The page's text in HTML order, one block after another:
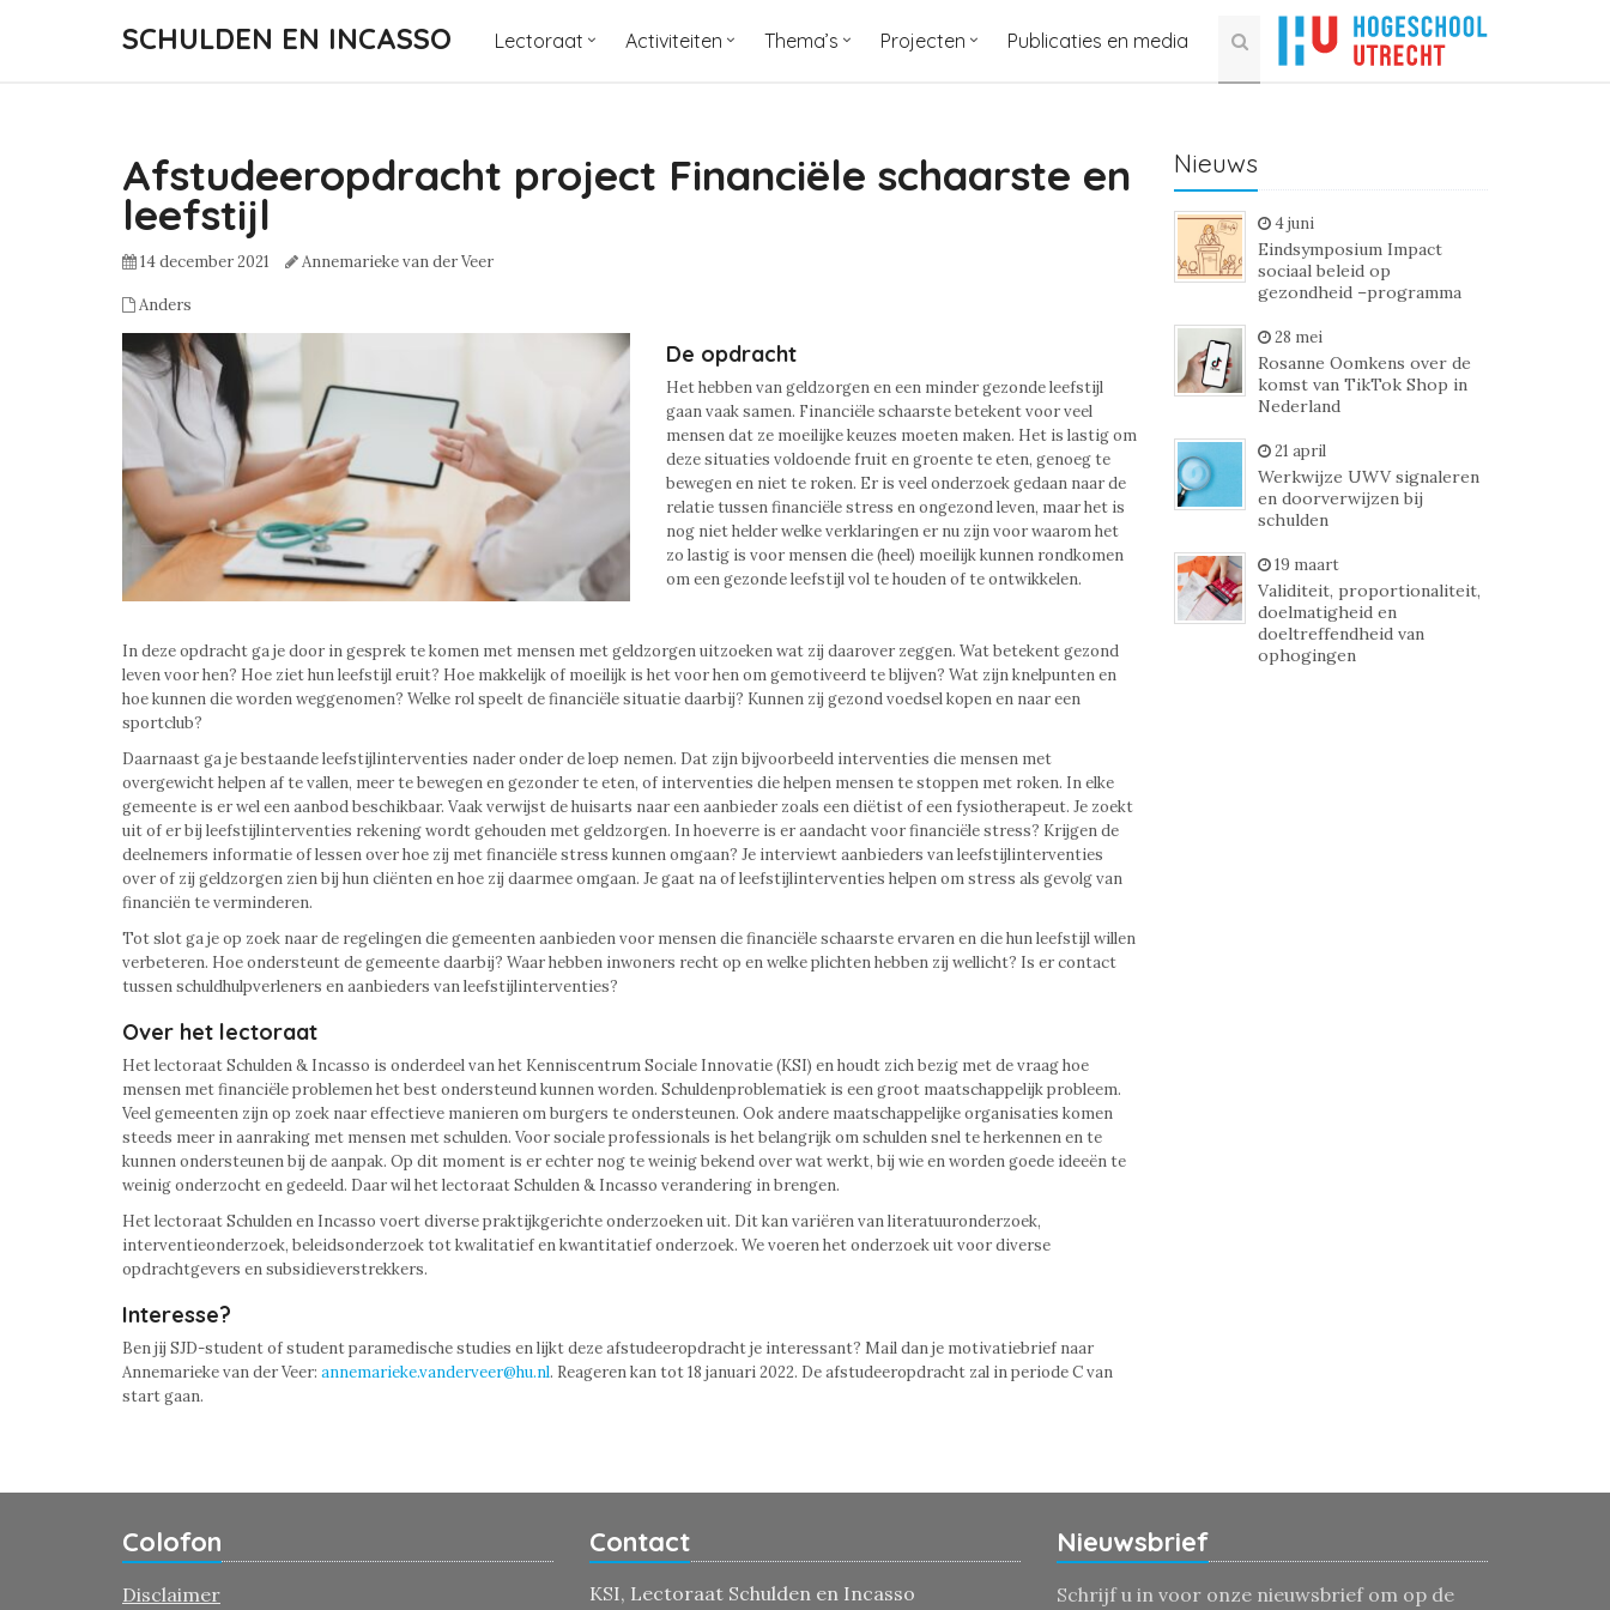
SCHULDEN EN INCASSO Lectoraat Activiteiten Thema’s Projecten Publicaties en media
Afstudeeropdracht project Financiële schaarste en
leefstijl
14 december 2021 Annemarieke van der Veer
Anders
De opdracht
Het hebben van geldzorgen en een minder gezonde leefstijl
gaan vaak samen. Financiële schaarste betekent voor veel
mensen dat ze moeilijke keuzes moeten maken. Het is lastig om
deze situaties voldoende fruit en groente te eten, genoeg te
bewegen en niet te roken. Er is veel onderzoek gedaan naar de
relatie tussen financiële stress en ongezond leven, maar het is
nog niet helder welke verklaringen er nu zijn voor waarom het
zo lastig is voor mensen die (heel) moeilijk kunnen rondkomen
om een gezonde leefstijl vol te houden of te ontwikkelen.
In deze opdracht ga je door in gesprek te komen met mensen met geldzorgen uitzoeken wat zij daarover zeggen. Wat betekent gezond
leven voor hen? Hoe ziet hun leefstijl eruit? Hoe makkelijk of moeilijk is het voor hen om gemotiveerd te blijven? Wat zijn knelpunten en
hoe kunnen die worden weggenomen? Welke rol speelt de financiële situatie daarbij? Kunnen zij gezond voedsel kopen en naar een
sportclub?
Daarnaast ga je bestaande leefstijlinterventies nader onder de loep nemen. Dat zijn bijvoorbeeld interventies die mensen met
overgewicht helpen af te vallen, meer te bewegen en gezonder te eten, of interventies die helpen mensen te stoppen met roken. In elke
gemeente is er wel een aanbod beschikbaar. Vaak verwijst de huisarts naar een aanbieder zoals een diëtist of een fysiotherapeut. Je zoekt
uit of er bij leefstijlinterventies rekening wordt gehouden met geldzorgen. In hoeverre is er aandacht voor financiële stress? Krijgen de
deelnemers informatie of lessen over hoe zij met financiële stress kunnen omgaan? Je interviewt aanbieders van leefstijlinterventies
over of zij geldzorgen zien bij hun cliënten en hoe zij daarmee omgaan. Je gaat na of leefstijlinterventies helpen om stress als gevolg van
financiën te verminderen.
Tot slot ga je op zoek naar de regelingen die gemeenten aanbieden voor mensen die financiële schaarste ervaren en die hun leefstijl willen
verbeteren. Hoe ondersteunt de gemeente daarbij? Waar hebben inwoners recht op en welke plichten hebben zij wellicht? Is er contact
tussen schuldhulpverleners en aanbieders van leefstijlinterventies?
Over het lectoraat
Het lectoraat Schulden & Incasso is onderdeel van het Kenniscentrum Sociale Innovatie (KSI) en houdt zich bezig met de vraag hoe
mensen met financiële problemen het best ondersteund kunnen worden. Schuldenproblematiek is een groot maatschappelijk probleem.
Veel gemeenten zijn op zoek naar effectieve manieren om burgers te ondersteunen. Ook andere maatschappelijke organisaties komen
steeds meer in aanraking met mensen met schulden. Voor sociale professionals is het belangrijk om schulden snel te herkennen en te
kunnen ondersteunen bij de aanpak. Op dit moment is er echter nog te weinig bekend over wat werkt, bij wie en worden goede ideeën te
weinig onderzocht en gedeeld. Daar wil het lectoraat Schulden & Incasso verandering in brengen.
Het lectoraat Schulden en Incasso voert diverse praktijkgerichte onderzoeken uit. Dit kan variëren van literatuuronderzoek,
interventieonderzoek, beleidsonderzoek tot kwalitatief en kwantitatief onderzoek. We voeren het onderzoek uit voor diverse
opdrachtgevers en subsidieverstrekkers.
Interesse?
Ben jij SJD-student of student paramedische studies en lijkt deze afstudeeropdracht je interessant? Mail dan je motivatiebrief naar
Annemarieke van der Veer: annemarieke.vanderveer@hu.nl. Reageren kan tot 18 januari 2022. De afstudeeropdracht zal in periode C van
start gaan.
Nieuws
4 juni
Eindsymposium Impact
sociaal beleid op
gezondheid –programma
28 mei
Rosanne Oomkens over de
komst van TikTok Shop in
Nederland
21 april
Werkwijze UWV signaleren
en doorverwijzen bij
schulden
19 maart
Validiteit, proportionaliteit,
doelmatigheid en
doeltreffendheid van
ophogingen
Colofon
Disclaimer
Contact
KSI, Lectoraat Schulden en Incasso
Nieuwsbrief
Schrijf u in voor onze nieuwsbrief om op de